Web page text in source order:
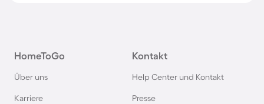
HomeToGo
Über uns
Karriere
Kontakt
Help Center und Kontakt
Presse